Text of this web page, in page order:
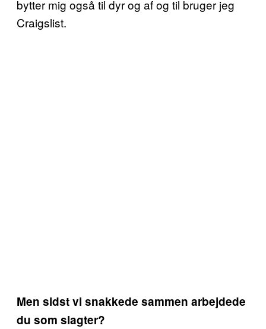
bytter mig også til dyr og af og til bruger jeg
Craigslist.
Men sidst vi snakkede sammen arbejdede
du som slagter?